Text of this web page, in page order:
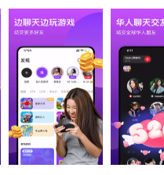
请好友合唱，独家支持和
的好友唱同一首歌
你我相遇，私信让你我相
歌怎么最过瘾。当然是吐
又多了一个新乐子
品进行下载，让你可以随